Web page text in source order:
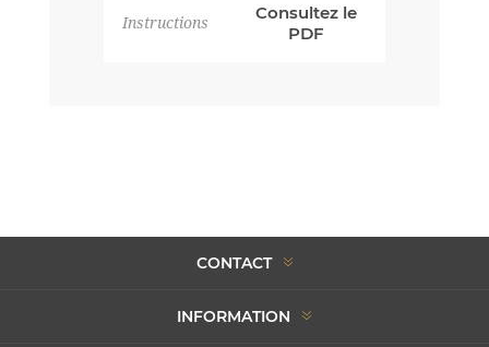
Instructions
Consultez le
PDF
CONTACT
INFORMATION